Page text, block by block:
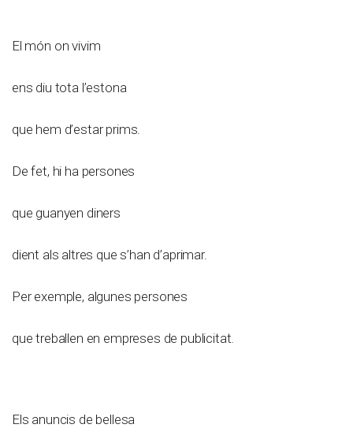
El món on vivim
ens diu tota l’estona
que hem d’estar prims.
De fet, hi ha persones
que guanyen diners
dient als altres que s’han d’aprimar.
Per exemple, algunes persones
que treballen en empreses de publicitat.
Els anuncis de bellesa